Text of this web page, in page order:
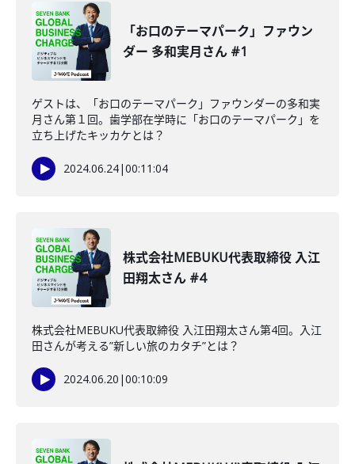
「お口のテーマパーク」ファウン
ダー 多和実月さん #1
ゲストは、「お口のテーマパーク」ファウンダーの多和実
月さん第１回。歯学部在学時に「お口のテーマパーク」を
立ち上げたキッカケとは？
2024.06.24|00:11:04
株式会社MEBUKU代表取締役 入江
田翔太さん #4
株式会社MEBUKU代表取締役 入江田翔太さん第4回。入江
田さんが考える”新しい旅のカタチ”とは？
2024.06.20 |00:10:09